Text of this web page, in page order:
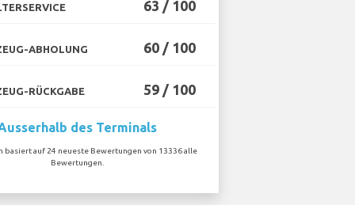
63 / 100
ABHOLUNG 60 / 100
RÜCKGABE 59 / 100
des Terminals
basiert auf 24 neueste Bewertungen von 13336 alle
Bewertungen.